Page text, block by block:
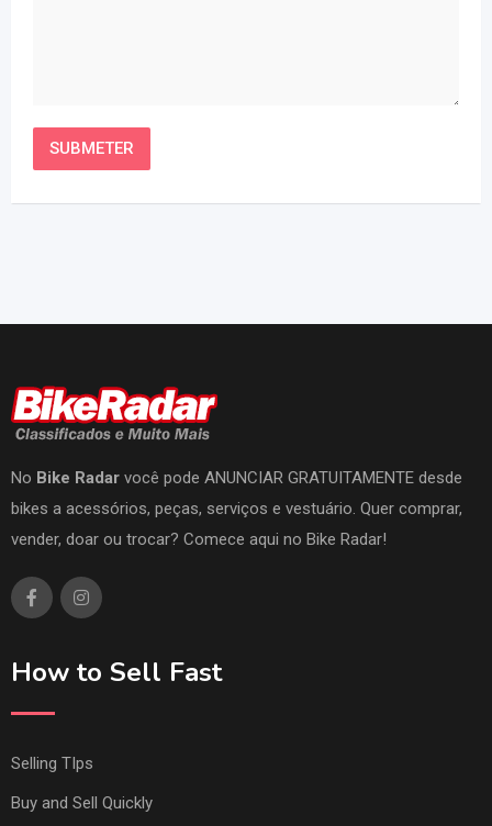
No Bike Radar você pode ANUNCIAR GRATUITAMENTE desde
bikes a acessórios, peças, serviços e vestuário. Quer comprar,
vender, doar ou trocar? Comece aqui no Bike Radar!
How to Sell Fast
Selling TIps
Buy and Sell Quickly